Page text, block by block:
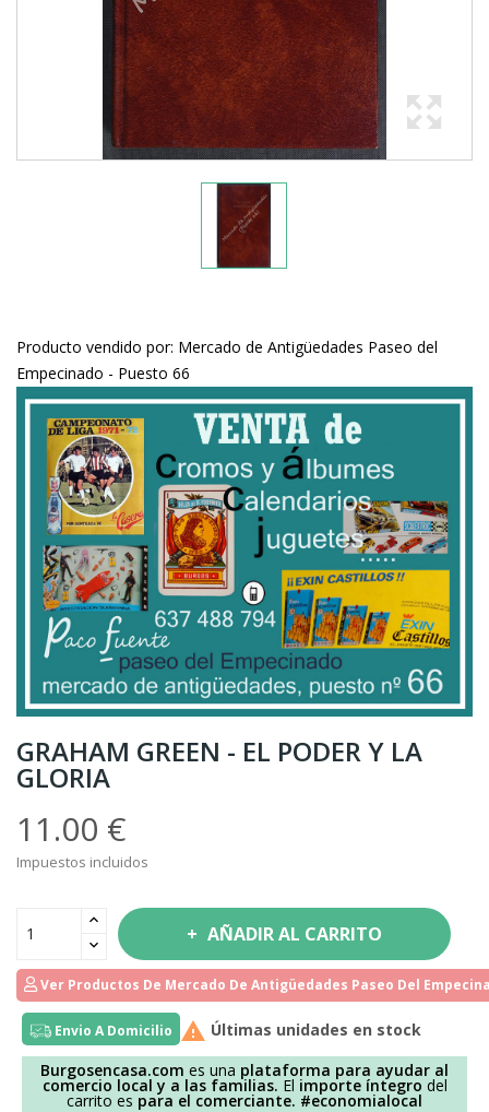
Producto vendido por: Mercado de Antigüedades Paseo del
Empecinado - Puesto 66
GRAHAM GREEN - EL PODER Y LA
GLORIA
11.00 €
Impuestos incluidos
AÑADIR AL CARRITO
Ver Productos De Mercado De Antigüedades Paseo Del
Envio A Domicilio  Últimas unidades en stock
Burgosencasa.com es una plataforma para ayudar al
comercio local y a las familias. El importe íntegro del
carrito es para el comerciante. #economialocal